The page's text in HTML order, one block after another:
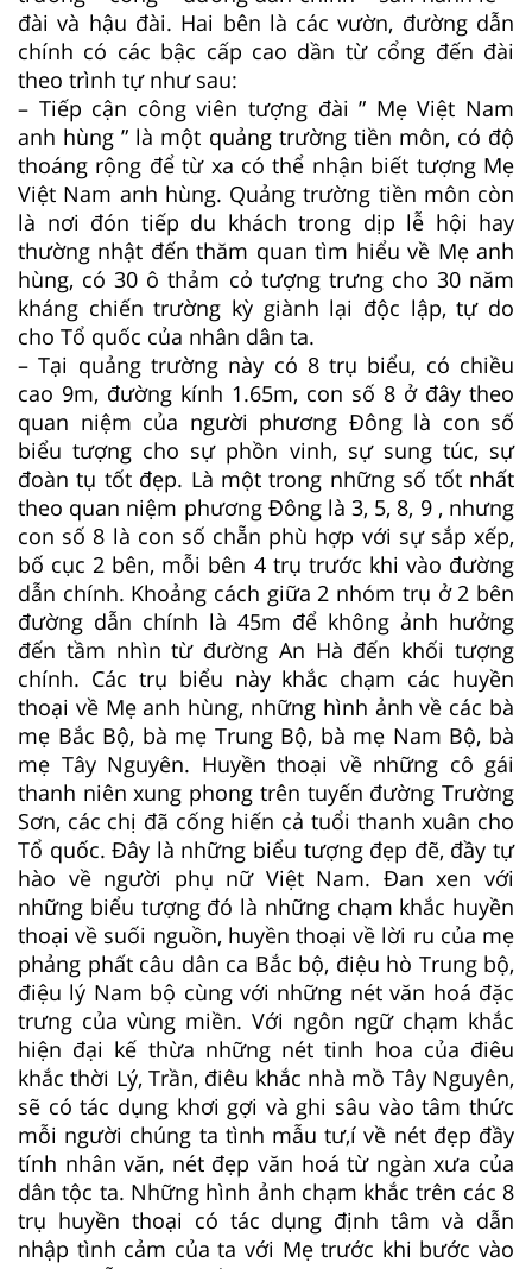
đài và hậu đài. Hai bên là các vườn, đường dẫn
chính có các bậc cấp cao dần từ cổng đến đài
theo trình tự như sau:
– Tiếp cận công viên tượng đài ” Mẹ Việt Nam
anh hùng ” là một quảng trường tiền môn, có độ
thoáng rộng để từ xa có thể nhận biết tượng Mẹ
Việt Nam anh hùng. Quảng trường tiền môn còn
là nơi đón tiếp du khách trong dịp lễ hội hay
thường nhật đến thăm quan tìm hiểu về Mẹ anh
hùng, có 30 ô thảm cỏ tượng trưng cho 30 năm
kháng chiến trường kỳ giành lại độc lập, tự do
cho Tổ quốc của nhân dân ta.
– Tại quảng trường này có 8 trụ biểu, có chiều
cao 9m, đường kính 1.65m, con số 8 ở đây theo
quan niệm của người phương Đông là con số
biểu tượng cho sự phồn vinh, sự sung túc, sự
đoàn tụ tốt đẹp. Là một trong những số tốt nhất
theo quan niệm phương Đông là 3, 5, 8, 9 , nhưng
con số 8 là con số chẵn phù hợp với sự sắp xếp,
bố cục 2 bên, mỗi bên 4 trụ trước khi vào đường
dẫn chính. Khoảng cách giữa 2 nhóm trụ ở 2 bên
đường dẫn chính là 45m để không ảnh hưởng
đến tầm nhìn từ đường An Hà đến khối tượng
chính. Các trụ biểu này khắc chạm các huyền
thoại về Mẹ anh hùng, những hình ảnh về các bà
mẹ Bắc Bộ, bà mẹ Trung Bộ, bà mẹ Nam Bộ, bà
mẹ Tây Nguyên. Huyền thoại về những cô gái
thanh niên xung phong trên tuyến đường Trường
Sơn, các chị đã cống hiến cả tuổi thanh xuân cho
Tổ quốc. Đây là những biểu tượng đẹp đẽ, đầy tự
hào về người phụ nữ Việt Nam. Đan xen với
những biểu tượng đó là những chạm khắc huyền
thoại về suối nguồn, huyền thoại về lời ru của mẹ
phảng phất câu dân ca Bắc bộ, điệu hò Trung bộ,
điệu lý Nam bộ cùng với những nét văn hoá đặc
trưng của vùng miền. Với ngôn ngữ chạm khắc
hiện đại kế thừa những nét tinh hoa của điêu
khắc thời Lý, Trần, điêu khắc nhà mồ Tây Nguyên,
sẽ có tác dụng khơi gợi và ghi sâu vào tâm thức
mỗi người chúng ta tình mẫu tư,í về nét đẹp đầy
tính nhân văn, nét đẹp văn hoá từ ngàn xưa của
dân tộc ta. Những hình ảnh chạm khắc trên các 8
trụ huyền thoại có tác dụng định tâm và dẫn
nhập tình cảm của ta với Mẹ trước khi bước vào